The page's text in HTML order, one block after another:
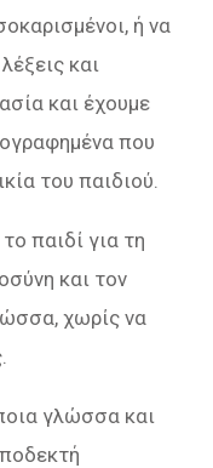
ή να
και
και έχουμε
που
του παιδιού.
παιδί για τη
και τον
χωρίς να
γλώσσα και